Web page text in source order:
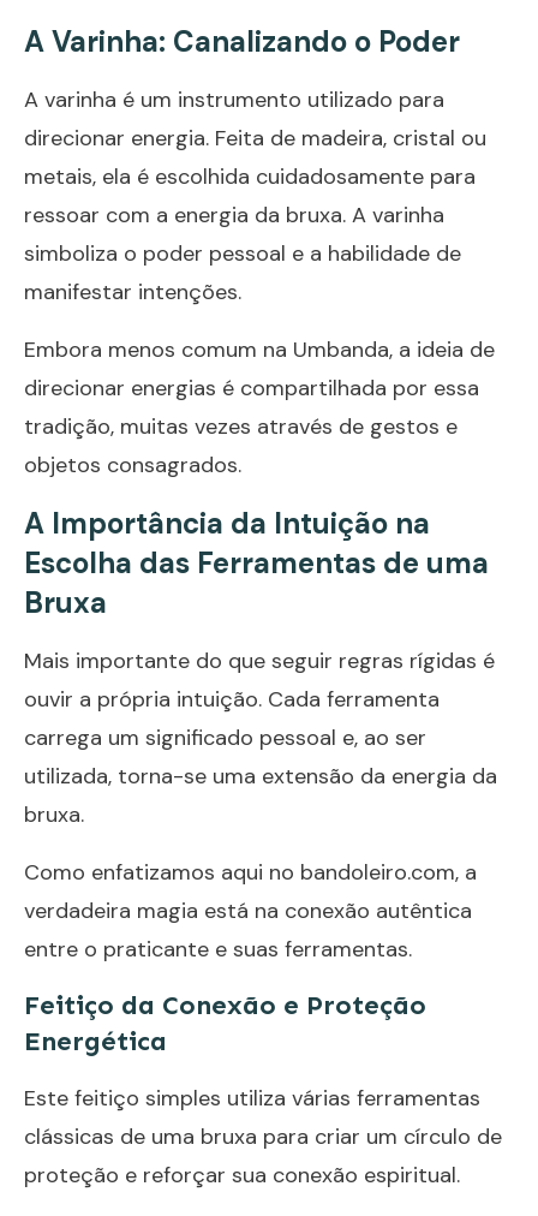
A Varinha: Canalizando o Poder
A varinha é um instrumento utilizado para
direcionar energia. Feita de madeira, cristal ou
metais, ela é escolhida cuidadosamente para
ressoar com a energia da bruxa. A varinha
simboliza o poder pessoal e a habilidade de
manifestar intenções.
Embora menos comum na Umbanda, a ideia de
direcionar energias é compartilhada por essa
tradição, muitas vezes através de gestos e
objetos consagrados.
A Importância da Intuição na
Escolha das Ferramentas de uma
Bruxa
Mais importante do que seguir regras rígidas é
ouvir a própria intuição. Cada ferramenta
carrega um significado pessoal e, ao ser
utilizada, torna-se uma extensão da energia da
bruxa.
Como enfatizamos aqui no bandoleiro.com, a
verdadeira magia está na conexão autêntica
entre o praticante e suas ferramentas.
Feitiço da Conexão e Proteção
Energética
Este feitiço simples utiliza várias ferramentas
clássicas de uma bruxa para criar um círculo de
proteção e reforçar sua conexão espiritual.